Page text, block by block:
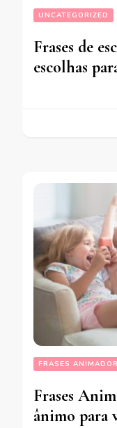
UNCATEGORIZED
Frases de
escolhas
FRASES
Frases
ânimo para